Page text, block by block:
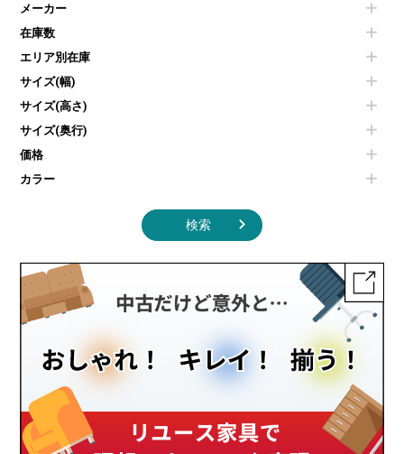
その他OA機器
コートハンガー・ポールハンガー
傘立て
食器棚・キッチンキャビネット
カタログスタンド
オフィスアクセサリーその他
カウンターテーブル
センターテーブル・サイドテーブル
ベンチ・スツール
ソファ
シェルフ
ダストボックス（ゴミ箱）
インテリア家具その他
冷蔵庫・洗濯機
空気清浄機・加湿器
液晶テレビ・モニター類
エアコン
掃除機
季節家電
メーカー
在庫数
エリア別在庫
サイズ(幅)
サイズ(高さ)
サイズ(奥行)
価格
カラー
検索